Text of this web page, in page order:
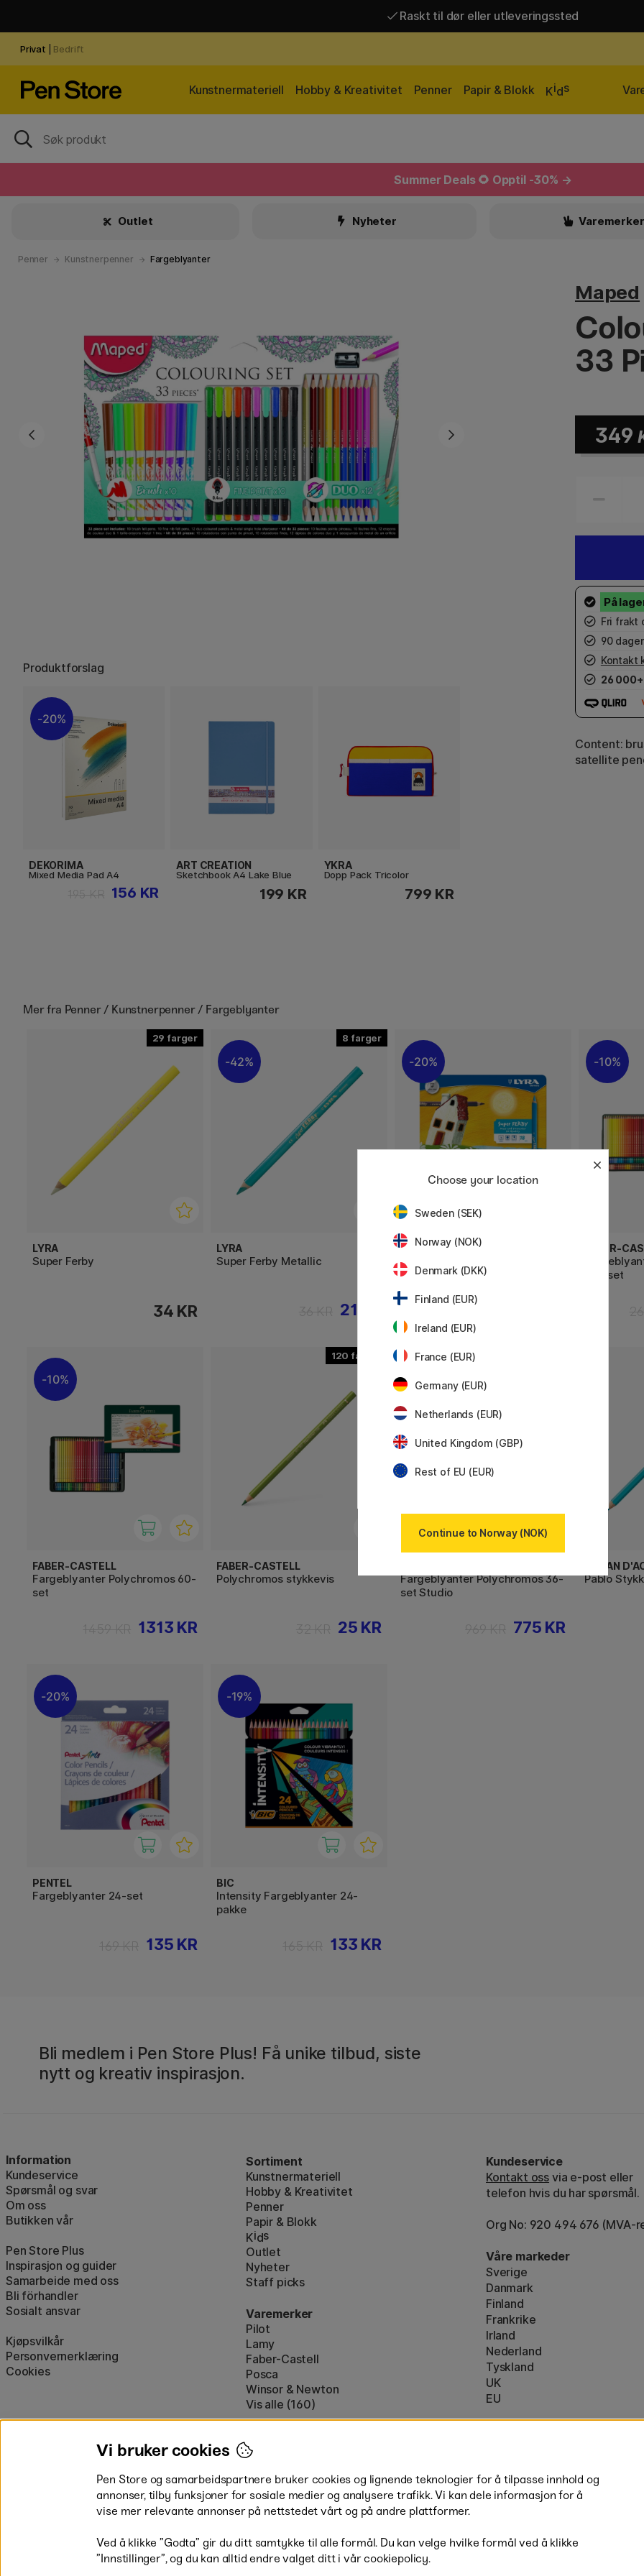
Raskt til dør eller utleveringssted
Privat Bedrift
Kunstnermateriell Hobby & Kreativitet Penner Papir & Blokk Kids
Summer Deals 🌻 Opptil -30% →
Outlet Nyheter Varemerker
Penner Kunstnerpenner Fargeblyanter
Produktforslag
20%
DEKORIMA
Mixed Media Pad A4
156 KR
ART CREATION
Sketchbook A4 Lake Blue
199 KR
YKRA
Dopp Pack Tricolor
799 KR
Maped
33
349
Fri frakt
90
Kontakt
26 000+
Content:
satellite
Mer fra Penner / Kunstnerpenner / Fargeblyanter
29
LYRA
Super Ferby
34 KR
8
42%
LYRA
Super Ferby Metallic
21 KR
20%
LYRA
Super Ferby 18-set
10%
FABER-
120-set
10%
FABER-CASTELL
Fargeblyanter Polychromos 60-
set
1313 KR
120
FABER-CASTELL
Polychromos stykkevis
25 KR
20%
Fargeblyanter Polychromos 36-
set Studio
775 KR
CARAN
Pablo
20%
PENTEL
Fargeblyanter 24-set
135 KR
19%
BIC
Intensity Fargeblyanter 24-
pakke
133 KR
Bli medlem i Pen Store Plus! Få unike tilbud, siste
nytt og kreativ inspirasjon.
Information
Kundeservice
Spørsmål og svar
Om oss
Butikken vår
Pen Store Plus
Inspirasjon og guider
Samarbeide med oss
Bli förhandler
Sosialt ansvar
Kjøpsvilkår
Personvernerklæring
Cookies
Sortiment
Kunstnermateriell
Hobby & Kreativitet
Penner
Papir & Blokk
Kids
Outlet
Nyheter
Staff picks
Varemerker
Pilot
Lamy
Faber-Castell
Posca
Winsor & Newton
Vis alle (160)
Kundeservice
Kontakt oss via e-post eller
telefon hvis du har spørsmål.
Org No: 920 494 676 (MVA-
Våre markeder
Sverige
Danmark
Finland
Frankrike
Irland
Nederland
Tyskland
UK
EU
Betal enkelt
Choose your location
Sweden (SEK)
Norway (NOK)
Denmark (DKK)
Finland (EUR)
Ireland (EUR)
France (EUR)
Germany (EUR)
Netherlands (EUR)
United Kingdom (GBP)
Rest of EU (EUR)
Continue to Norway (NOK)
Vi bruker cookies
Pen Store og samarbeidspartnere bruker cookies og lignende teknologier for å tilpasse innhold og
annonser, tilby funksjoner for sosiale medier og analysere trafikk. Vi kan dele informasjon for å
vise mer relevante annonser på nettstedet vårt og på andre plattformer.
Ved å klikke ”Godta” gir du ditt samtykke til alle formål. Du kan velge hvilke formål ved å klikke
”Innstillinger”, og du kan alltid endre valget ditt i vår cookiepolicy.